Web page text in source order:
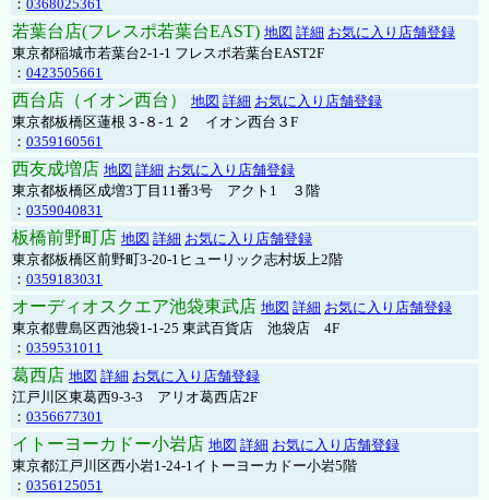
： 0368025361
若葉台店(フレスポ若葉台EAST) 地図 詳細 お気に入り店舗登録
東京都稲城市若葉台2-1-1 フレスポ若葉台EAST2F
： 0423505661
西台店（イオン西台） 地図 詳細 お気に入り店舗登録
東京都板橋区蓮根３-８-１２ イオン西台３F
： 0359160561
西友成増店 地図 詳細 お気に入り店舗登録
東京都板橋区成増3丁目11番3号 アクト1 ３階
： 0359040831
板橋前野町店 地図 詳細 お気に入り店舗登録
東京都板橋区前野町3-20-1ヒューリック志村坂上2階
： 0359183031
オーディオスクエア池袋東武店 地図 詳細 お気に入り店舗登録
東京都豊島区西池袋1-1-25 東武百貨店 池袋店 4F
： 0359531011
葛西店 地図 詳細 お気に入り店舗登録
江戸川区東葛西9-3-3 アリオ葛西店2F
： 0356677301
イトーヨーカドー小岩店 地図 詳細 お気に入り店舗登録
東京都江戸川区西小岩1-24-1イトーヨーカドー小岩5階
： 0356125051